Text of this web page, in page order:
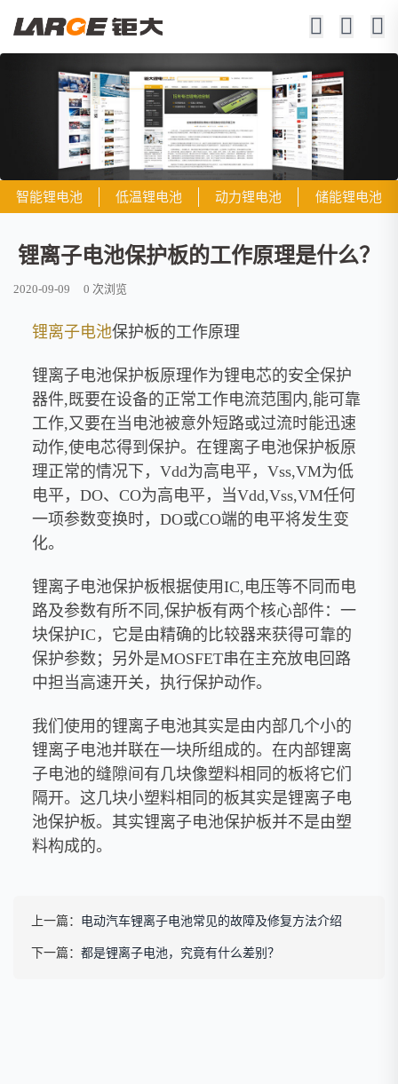
智能锂电池 低温锂电池 动力锂电池 储能锂电池
锂离子电池保护板的工作原理是什么？
2020-09-09 0 次浏览
锂离子电池保护板的工作原理
锂离子电池保护板原理作为锂电芯的安全保护
器件,既要在设备的正常工作电流范围内,能可靠
工作,又要在当电池被意外短路或过流时能迅速
动作,使电芯得到保护。在锂离子电池保护板原
理正常的情况下，Vdd为高电平，Vss,VM为低
电平，DO、CO为高电平，当Vdd,Vss,VM任何
一项参数变换时，DO或CO端的电平将发生变
化。
锂离子电池保护板根据使用IC,电压等不同而电
路及参数有所不同,保护板有两个核心部件：一
块保护IC，它是由精确的比较器来获得可靠的
保护参数；另外是MOSFET串在主充放电回路
中担当高速开关，执行保护动作。
我们使用的锂离子电池其实是由内部几个小的
锂离子电池并联在一块所组成的。在内部锂离
子电池的缝隙间有几块像塑料相同的板将它们
隔开。这几块小塑料相同的板其实是锂离子电
池保护板。其实锂离子电池保护板并不是由塑
料构成的。
上一篇： 电动汽车锂离子电池常见的故障及修复方法介绍
下一篇： 都是锂离子电池，究竟有什么差别？